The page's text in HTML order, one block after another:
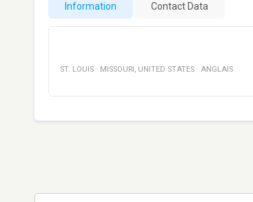
Information Contact Data
ST. LOUIS · MISSOURI , UNITED STATES · ANGLAIS